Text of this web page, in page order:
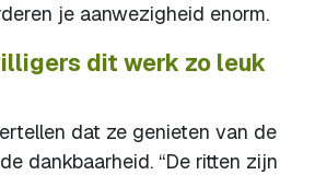
je aanwezigheid enorm.
dit werk zo leuk
dat ze genieten van de
dankbaarheid. “De ritten zijn